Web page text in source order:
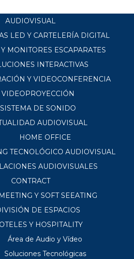
AUDIOVISUAL
LED Y CARTELERÍA DIGITAL
MONITORES ESCAPARATES
INTERACTIVAS
Y VIDEOCONFERENCIA
VIDEOPROYECCIÓN
SISTEMA DE SONIDO
AUDIOVISUAL
HOME OFFICE
TECNOLÓGICO AUDIOVISUAL
AUDIOVISUALES
CONTRACT
Y SOFT SEEATING
DE ESPACIOS
Y HOSPITALITY
Área de Audio y Vídeo
Soluciones Tecnológicas